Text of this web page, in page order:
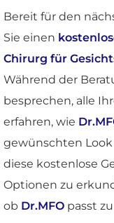
Bereit für den
Sie einen
Chirurg für
Während der
besprechen, alle
erfahren, wie
gewünschten Look
diese kostenlose
Optionen zu
ob Dr.MFO passt